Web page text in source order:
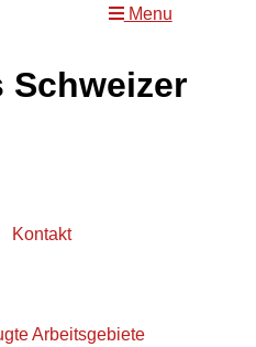
Menu
Schweizer
Kontakt
Arbeitsgebiete